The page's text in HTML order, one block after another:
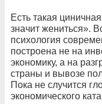
Есть такая
значит жениться».
психология
построена не на
экономику, а на
страны и вывозе
Пока не случится
экономического